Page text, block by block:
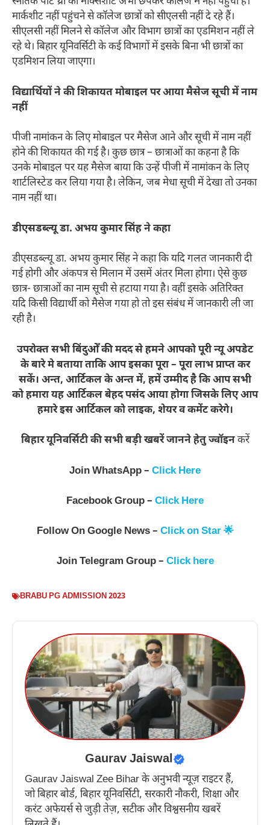
मार्कशीट नहीं पहुंचने से कॉलेज छात्रों को सीएलसी नहीं दे रहे हैं।
सीएलसी नहीं मिलने से कॉलेज और विभाग छात्रों का एडमिशन नहीं ले
रहे थे। बिहार यूनिवर्सिटी के कई विभागों में इसके बिना भी छात्रों का
एडमिशन लिया जाएगा।
विद्यार्थियों ने की शिकायत मोबाइल पर आया मैसेज सूची में नाम
नहीं
पीजी नामांकन के लिए मोबाइल पर मैसेज आने और सूची में नाम नहीं
होने की शिकायत की गई है। कुछ छात्र – छात्राओं का कहना है कि
उनके मोबाइल पर यह मैसेज बाया कि उन्हें पीजी में नामांकन के लिए
शार्टलिस्टेड कर लिया गया है। लेकिन, जब मेधा सूची में देखा तो उनका
नाम नहीं था।
डीएसडब्ल्यू डा. अभय कुमार सिंह ने कहा
डीएसडब्ल्यू डा. अभय कुमार सिंह ने कहा कि यदि गलत जानकारी दी
गई होगी और अंकपत्र से मिलान में उसमें अंतर मिला होगा। ऐसे कुछ
छात्र- छात्राओं का नाम सूची से हटाया गया है। वहीं इसके अतिरिक्त
यदि किसी विद्यार्थी को मैसेज गया हो तो इस संबंध में जानकारी ली जा
रही है।
उपरोक्त सभी बिंदुओँ की मदद से हमने आपको पूरी न्यू अपडेट
के बारे मे बताया ताकि आप इसका पूरा – पूरा लाभ प्राप्त कर
सकें। अन्त, आर्टिकल के अन्त में, हमें उम्मीद है कि आप सभी
को हमारा यह आर्टिकल बेहद पसंद आया होगा जिसके लिए आप
हमारे इस आर्टिकल को लाइक, शेयर व कमेंट करेगे।
बिहार यूनिवर्सिटी की सभी बड़ी खबरें जानने हेतु ज्वॉइनकरें
Join WhatsApp – Click Here
Facebook Group – Click Here
Follow On Google News – Click on Star 🌟
Join Telegram Group – Click here
BRABU PG ADMISSION 2023
Gaurav Jaiswal
Gaurav Jaiswal Zee Bihar के अनुभवी न्यूज़ राइटर हैं,
जो बिहार बोर्ड, बिहार यूनिवर्सिटी, सरकारी नौकरी, शिक्षा और
करंट अफेयर्स से जुड़ी तेज़, सटीक और विश्वसनीय खबरें